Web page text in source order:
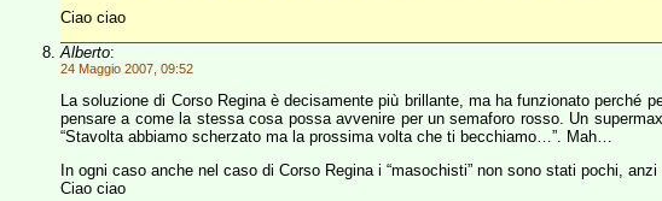
Ciao ciao
Alberto:
24 Maggio 2007, 09:52
La soluzione di Corso Regina è decisamente più brillante, ma ha funzionato
pensare a come la stessa cosa possa avvenire per un semaforo rosso. Un
“Stavolta abbiamo scherzato ma la prossima volta che ti becchiamo…”. Mah…
In ogni caso anche nel caso di Corso Regina i “masochisti” non sono stati pochi, anzi
Ciao ciao